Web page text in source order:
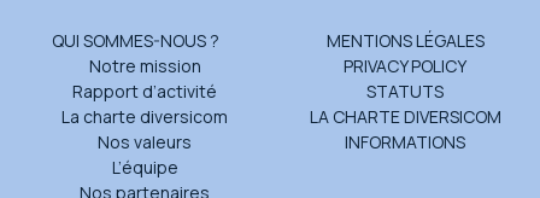
QUI SOMMES-NOUS ?
Notre mission
Rapport d’activité
La charte diversicom
Nos valeurs
L’équipe
Nos partenaires
MENTIONS LÉGALES
PRIVACY POLICY
STATUTS
LA CHARTE DIVERSICOM
INFORMATIONS